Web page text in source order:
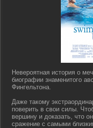
Невероятная история о
биографии знаменитого
Фингельтона.
Даже такому
поверить в свои силы.
вершину и доказать, что
сражение с самыми